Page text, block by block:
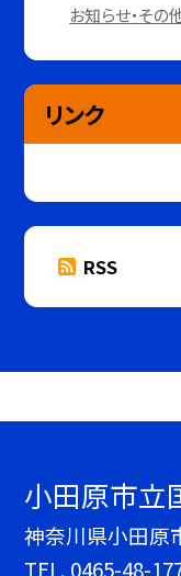
お知らせ・その
リンク
RSS
小田原市立
神奈川県小田原
TEL. 0465-48-